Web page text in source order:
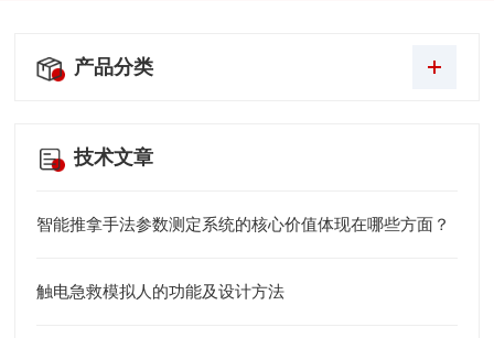
产品分类
技术文章
智能推拿手法参数测定系统的核心价值体现在哪些方面？
触电急救模拟人的功能及设计方法